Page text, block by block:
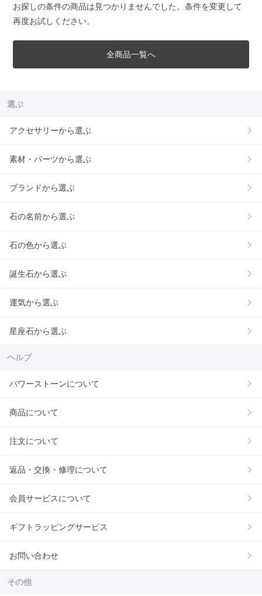
お探しの条件の商品は見つかりませんでした。条件を変更して
再度お試しください。
全商品一覧へ
選ぶ
アクセサリーから選ぶ
素材・パーツから選ぶ
ブランドから選ぶ
石の名前から選ぶ
石の色から選ぶ
誕生石から選ぶ
運気から選ぶ
星座石から選ぶ
ヘルプ
パワーストーンについて
商品について
注文について
返品・交換・修理について
会員サービスについて
ギフトラッピングサービス
お問い合わせ
その他